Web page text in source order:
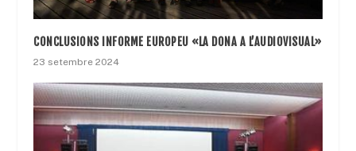
CONCLUSIONS INFORME EUROPEU «LA DONA A L’AUDIOVISUAL»
23 setembre 2024